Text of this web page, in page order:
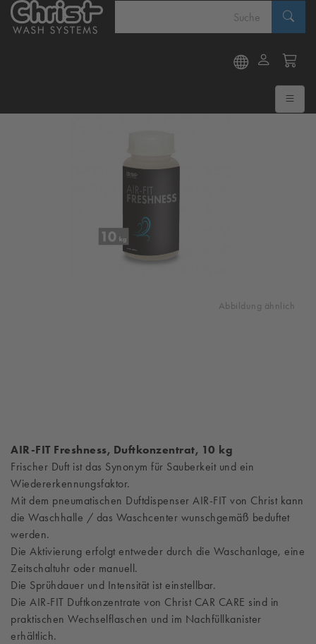
Abbildung ähnlich
AIR-FIT Freshness, Duftkonzentrat, 10 kg
Frischer Duft ist das Synonym für Sauberkeit und ein
Wiedererkennungsfaktor.
Mit dem pneumatischen Duftdispenser AIR-FIT von Christ kann
die Waschhalle / das Waschcenter wunschgemäß beduftet
werden.
Die Aktivierung erfolgt entweder durch die Waschanlage, eine
Zeitschaltuhr oder manuell.
Die Sprühdauer und Intensität ist einstellbar.
Die AIR-FIT Duftkonzentrate von Christ CAR CARE sind in
praktischen Wechselflaschen und im Nachfüllkanister
erhältlich.